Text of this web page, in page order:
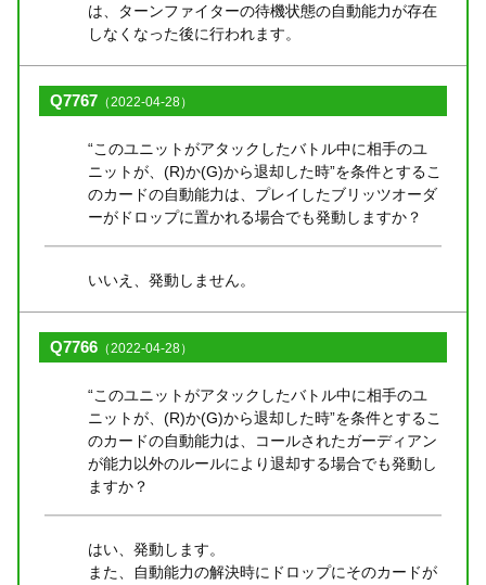
は、ターンファイターの待機状態の自動能力が存在
しなくなった後に行われます。
Q7767 （2022-04-28）
“このユニットがアタックしたバトル中に相手のユ
ニットが、(R)か(G)から退却した時”を条件とするこ
のカードの自動能力は、プレイしたブリッツオーダ
ーがドロップに置かれる場合でも発動しますか？
いいえ、発動しません。
Q7766 （2022-04-28）
“このユニットがアタックしたバトル中に相手のユ
ニットが、(R)か(G)から退却した時”を条件とするこ
のカードの自動能力は、コールされたガーディアン
が能力以外のルールにより退却する場合でも発動し
ますか？
はい、発動します。
また、自動能力の解決時にドロップにそのカードが